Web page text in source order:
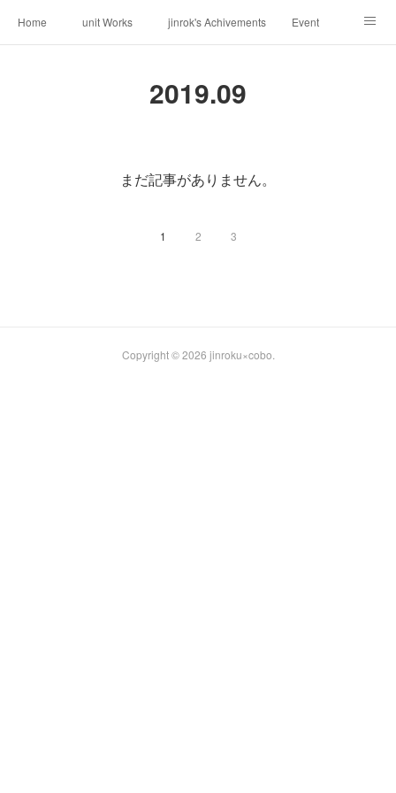
Home unit Works jinrok's Achivements Event
2019.09
まだ記事がありません。
1 2 3
Copyright ©2026 jinroku×cobo.